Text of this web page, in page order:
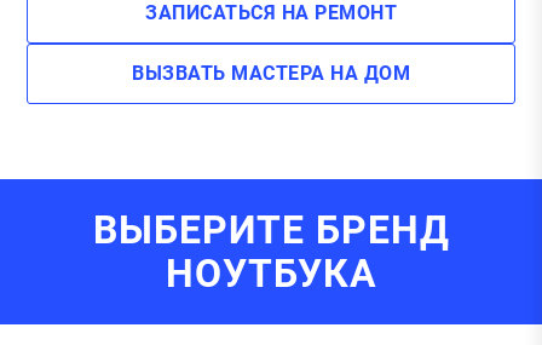
ЗАПИСАТЬСЯ НА РЕМОНТ
ВЫЗВАТЬ МАСТЕРА НА ДОМ
ВЫБЕРИТЕ БРЕНД
НОУТБУКА